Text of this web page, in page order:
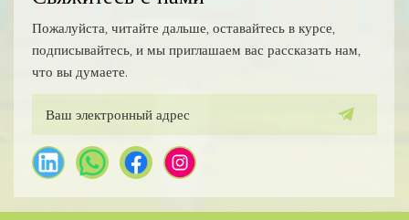
Пожалуйста, читайте дальше, оставайтесь в курсе,
подписывайтесь, и мы приглашаем вас рассказать нам,
что вы думаете.